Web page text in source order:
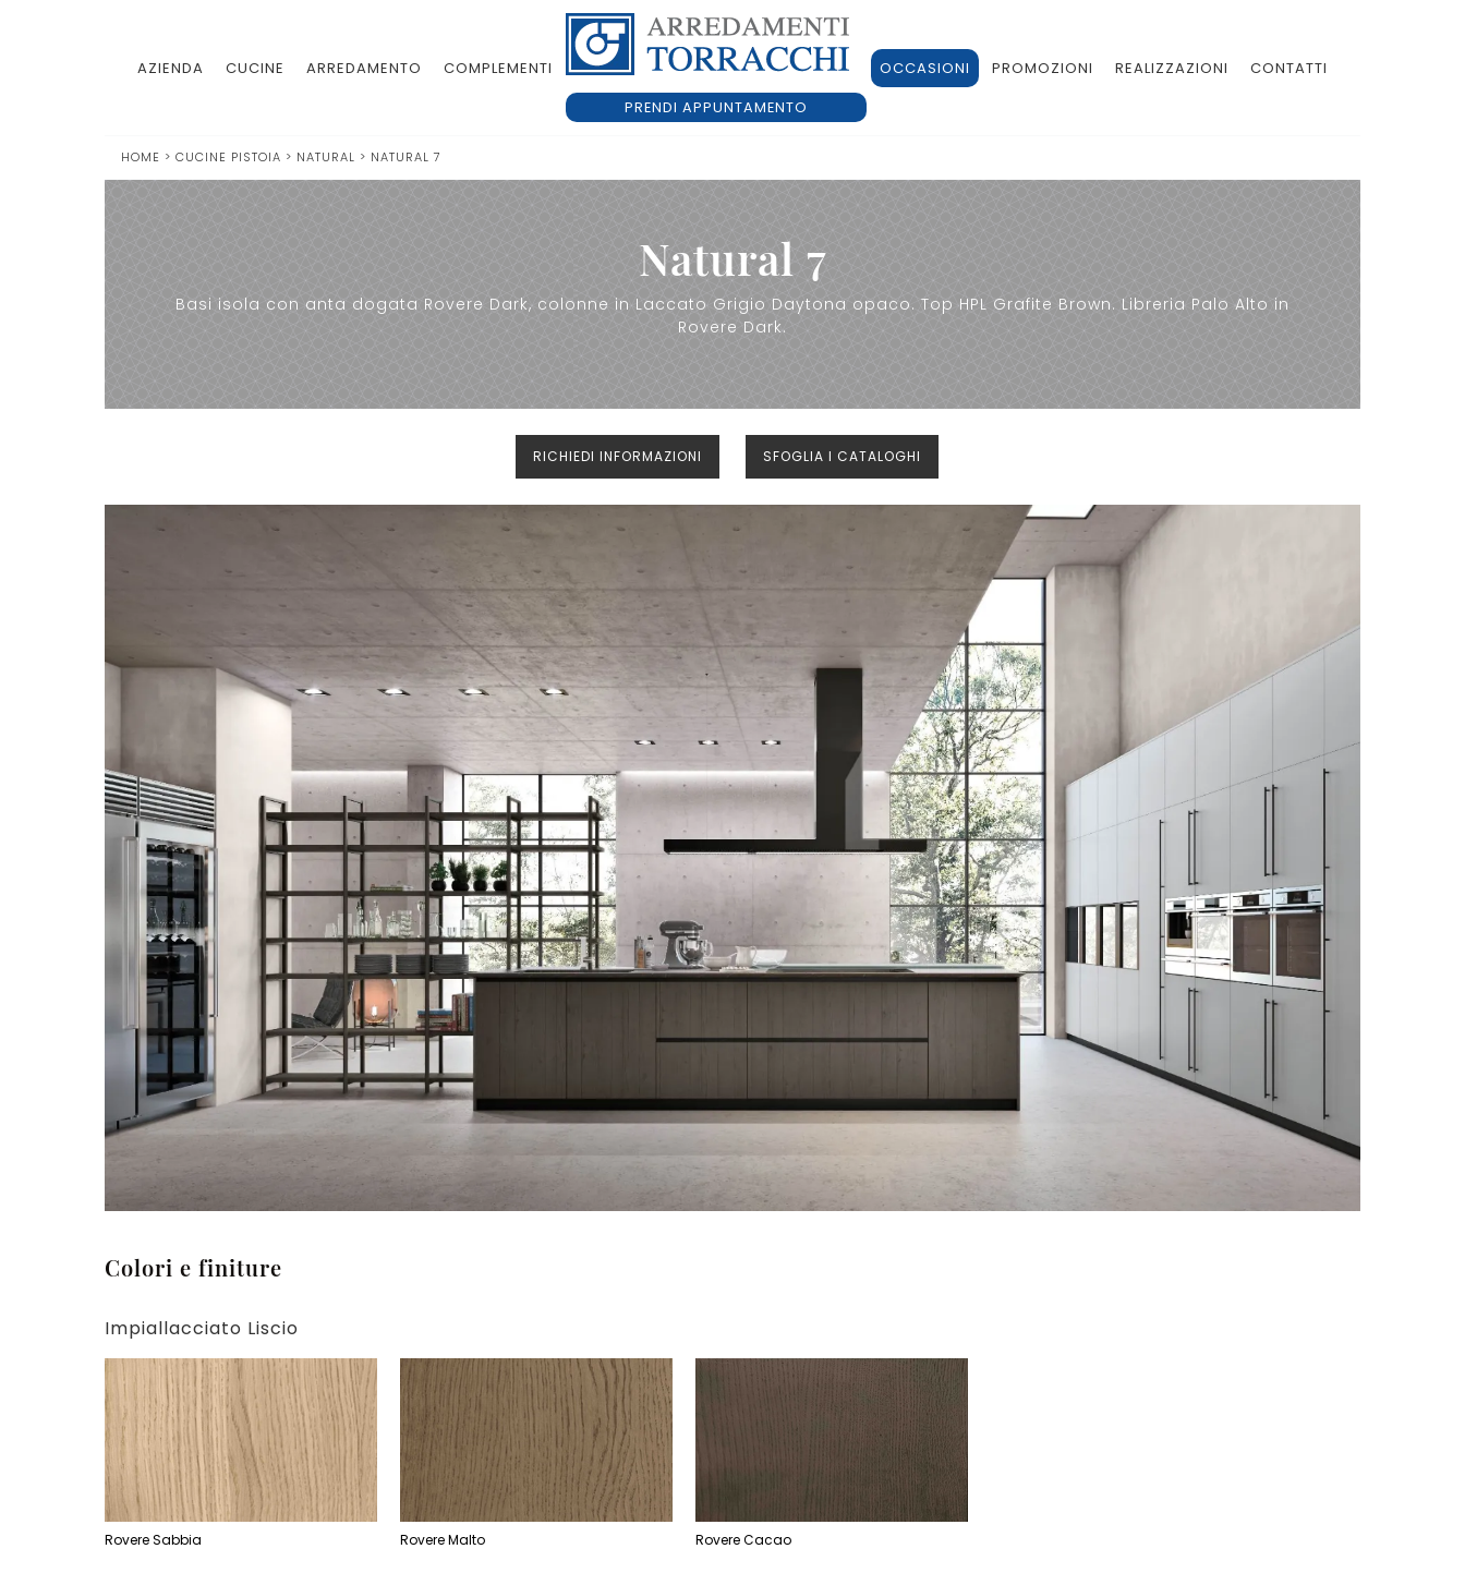
AZIENDA CUCINE ARREDAMENTO COMPLEMENTI
PRENDI APPUNTAMENTO
OCCASIONI PROMOZIONI REALIZZAZIONI CONTATTI
HOME > CUCINE PISTOIA > NATURAL > NATURAL 7
Natural 7
Basi isola con anta dogata Rovere Dark, colonne in Laccato Grigio Daytona opaco. Top HPL Grafite Brown. Libreria Palo Alto in
Rovere Dark.
RICHIEDI INFORMAZIONI SFOGLIA I CATALOGHI
Colori e finiture
Impiallacciato Liscio
Rovere Sabbia Rovere Malto Rovere Cacao